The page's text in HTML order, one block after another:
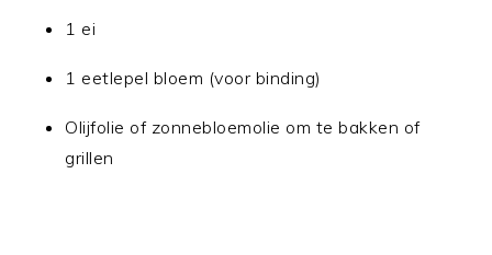
1 ei
1 eetlepel bloem (voor binding)
Olijfolie of zonnebloemolie om te bakken of
grillen